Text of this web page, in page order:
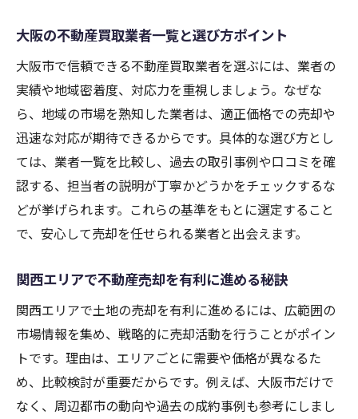
項目
悪質な不動産買取業者大阪の見分け方
不動産売却時に確認したい契約内容のポイ
ント
大阪市で増加する詐欺事例とその回避法
安全な不動産売却のための情報収集術
安心して土地売却するための心構え
効率的な不動産売却を叶える大阪市の最新情報
不動産買取業者一覧を活用した効率的な売
大阪市土地売却の市場価格と動向を分析
不動産売却大阪市で注目される新サービス
即時対応が可能な不動産買取業者の選び方
土地買取大阪で押さえておきたい最新情報
大阪の不動産買取業者一覧と選び方ポイント
大阪市で信頼できる不動産買取業者を選ぶには、業者の
実績や地域密着度、対応力を重視しましょう。なぜな
ら、地域の市場を熟知した業者は、適正価格での売却や
迅速な対応が期待できるからです。具体的な選び方とし
ては、業者一覧を比較し、過去の取引事例や口コミを確
認する、担当者の説明が丁寧かどうかをチェックするな
どが挙げられます。これらの基準をもとに選定すること
で、安心して売却を任せられる業者と出会えます。
関西エリアで不動産売却を有利に進める秘訣
関西エリアで土地の売却を有利に進めるには、広範囲の
市場情報を集め、戦略的に売却活動を行うことがポイン
トです。理由は、エリアごとに需要や価格が異なるた
め、比較検討が重要だからです。例えば、大阪市だけで
なく、周辺都市の動向や過去の成約事例も参考にしまし